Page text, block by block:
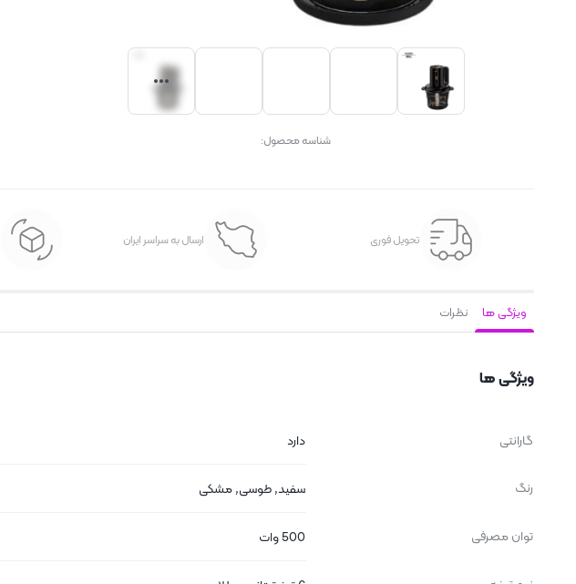
شناسه محصول:
تحویل فوری ارسال به سراسر ایران
ویژگی ها نظرات
ویژگی ها
گارانتی دارد
رنگ سفید,طوسی,مشکی
توان مصرفی 500 وات